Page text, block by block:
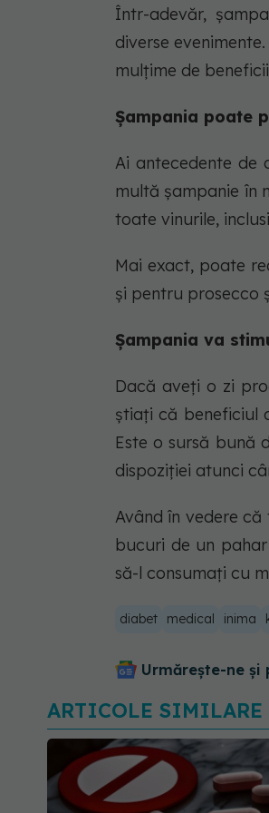
Într-adevăr,
diverse
mulțime de
Șampania poate
Ai antecedente de
multă șampanie în
toate vinurile,
Mai exact, poate
și pentru prosecco
Șampania va
Dacă aveți o zi
știați că beneficiul
Este o sursă bună
dispoziției atunci
Având în vedere
bucuri de un
să-l consumați cu
diabet medical inima
Urmărește-ne și
ARTICOLE SIMILARE